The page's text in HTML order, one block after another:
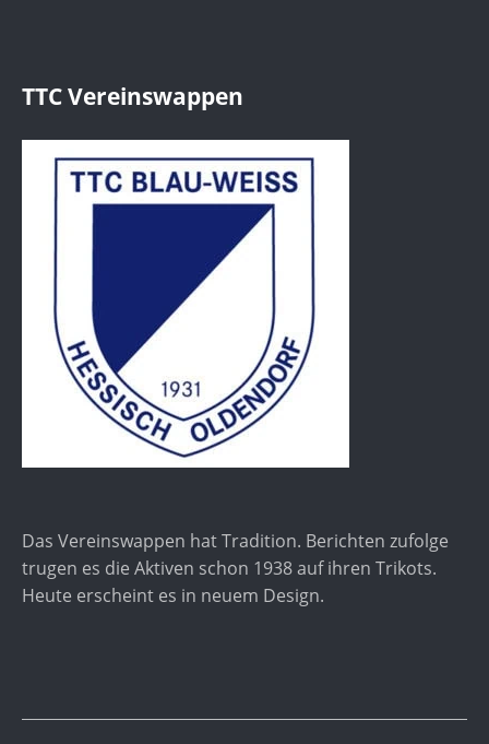
TTC Vereinswappen
Das Vereinswappen hat Tradition. Berichten zufolge
trugen es die Aktiven schon 1938 auf ihren Trikots.
Heute erscheint es in neuem Design.